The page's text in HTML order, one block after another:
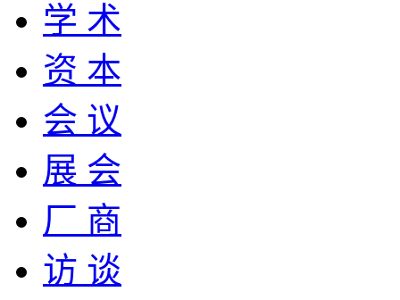
学 术
资 本
会 议
展 会
厂 商
访 谈